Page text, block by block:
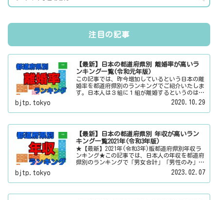
注目の記事
【最新】日本の都道府県別 離婚率が高いラ
ンキング一覧(令和元年版)
この記事では、昨今増加しているという日本の離
婚率を都道府県別のランキングでご紹介いたしま
す。日本人は３組に１組が離婚するというのは本
当なのかその真偽は？その他にも、大日本観光新
聞では、方言・お土産・名物・観光スポット・デ
ートスポット・パワースポット・心霊スポットな
しています。
bjtp.tokyo 2020.10.29
【最新】日本の都道府県別 年収が高いラン
キング一覧2021年(令和3年版)
★【最新】2021年(令和3年)版都道府県別年収ラ
ンキング★この記事では、日本人の年収を都道府
県別のランキングで「男女合計」「男性のみ」
「女性のみ」の３パターンでご紹介いたします。
また、月給と賞与（ボーナス）、平均年齢と平均
の勤続年数についても表示しています。
bjtp.tokyo 2023.02.07